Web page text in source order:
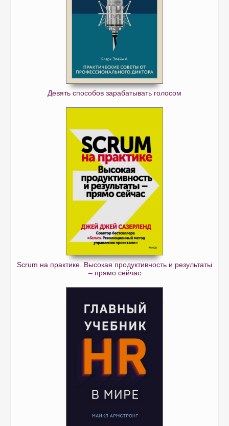
Девять способов зарабатывать голосом
Scrum на практике. Высокая продуктивность и результаты
– прямо сейчас